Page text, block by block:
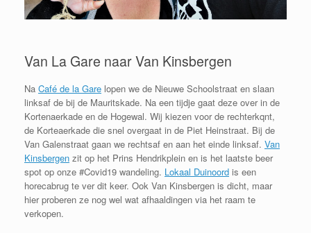
Van La Gare naar Van Kinsbergen
Na Café de la Gare lopen we de Nieuwe Schoolstraat en slaan
linksaf de bij de Mauritskade. Na een tijdje gaat deze over in de
Kortenaerkade en de Hogewal. Wij kiezen voor de rechterkqnt,
de Korteaerkade die snel overgaat in de Piet Heinstraat. Bij de
Van Galenstraat gaan we rechtsaf en aan het einde linksaf. Van
Kinsbergen zit op het Prins Hendrikplein en is het laatste beer
spot op onze #Covid19 wandeling. Lokaal Duinoord is een
horecabrug te ver dit keer. Ook Van Kinsbergen is dicht, maar
hier proberen ze nog wel wat afhaaldingen via het raam te
verkopen.